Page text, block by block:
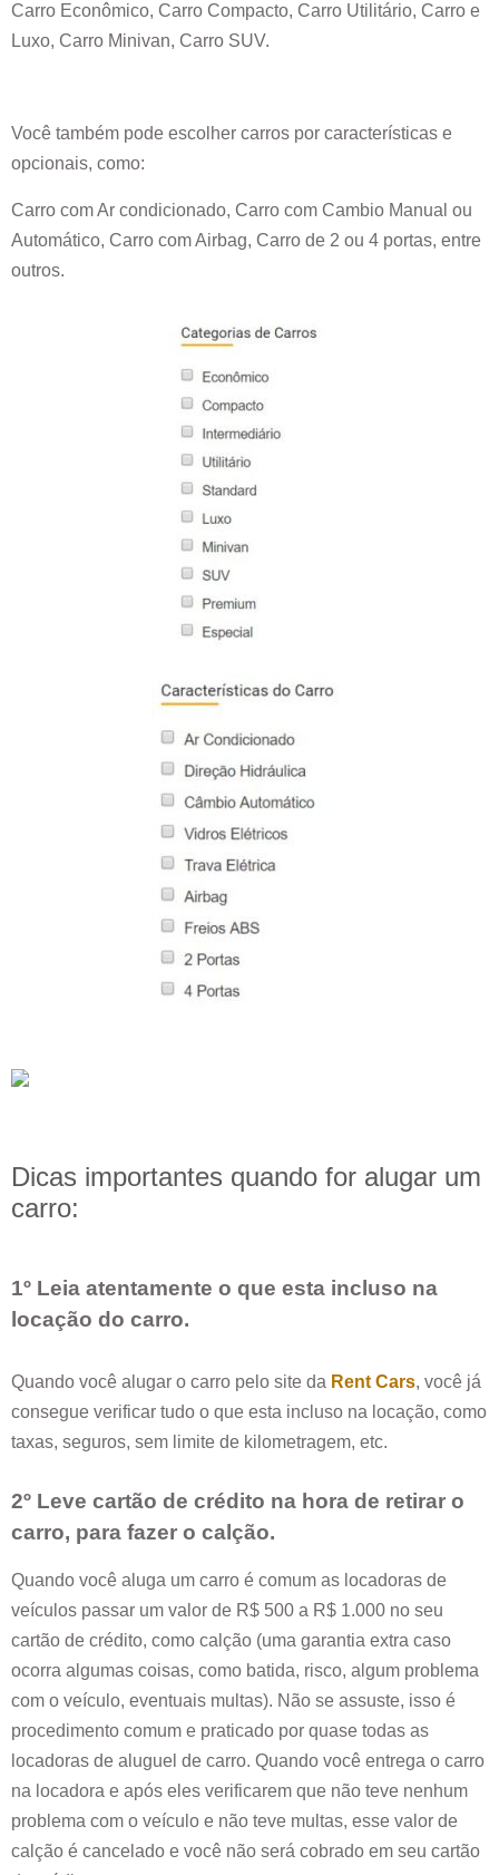
Carro Econômico, Carro Compacto, Carro Utilitário, Carro e
Luxo, Carro Minivan, Carro SUV.
Você também pode escolher carros por características e
opcionais, como:
Carro com Ar condicionado, Carro com Cambio Manual ou
Automático, Carro com Airbag, Carro de 2 ou 4 portas, entre
outros.
Dicas importantes quando for alugar um
carro:
1º Leia atentamente o que esta incluso na
locação do carro.
Quando você alugar o carro pelo site da Rent Cars, você já
consegue verificar tudo o que esta incluso na locação, como
taxas, seguros, sem limite de kilometragem, etc.
2º Leve cartão de crédito na hora de retirar o
carro, para fazer o calção.
Quando você aluga um carro é comum as locadoras de
veículos passar um valor de R$ 500 a R$ 1.000 no seu
cartão de crédito, como calção (uma garantia extra caso
ocorra algumas coisas, como batida, risco, algum problema
com o veículo, eventuais multas). Não se assuste, isso é
procedimento comum e praticado por quase todas as
locadoras de aluguel de carro. Quando você entrega o carro
na locadora e após eles verificarem que não teve nenhum
problema com o veículo e não teve multas, esse valor de
calção é cancelado e você não será cobrado em seu cartão